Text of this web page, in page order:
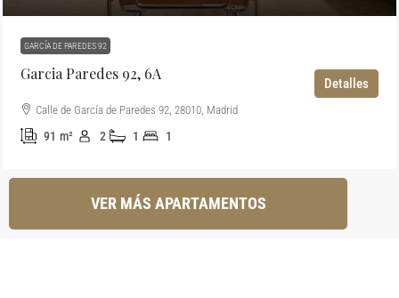
GARCÍA DE PAREDES 92
Garcia Paredes 92, 6A
Calle de García de Paredes 92, 28010, Madrid
1
1
2
91 m²
Detalles
VER MÁS APARTAMENTOS